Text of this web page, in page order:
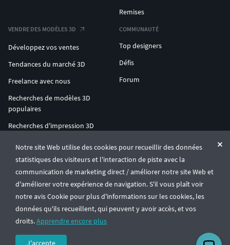
Notre site Web utilise des cookies pour recueillir des données
statistiques des visiteurs et l'interaction de piste avec la
communication de marketing direct / améliorer notre site Web et
d'améliorer votre expérience de navigation. S'il vous plaît voir
notre avis Cookie pour plus d'informations sur les cookies, les
données qu'ils recueillent, qui peuvent y avoir accès, et vos
droits.Apprendre encore plus
J'accepte
Remises
VENDRE DES MODÈLES 3D
Développez vos ventes
Tendances du marché 3D
Freelance avec nous
Recherches de modèles 3D
populaires
Recherches d'impression 3D
COMMUNAUTÉ
Top designers
Défis
Forum
ENTERPRISE 3D AT SCALE
© CGTrader 2011-2026
UAB CGTrader, Antakalnio st. 17, Vilnius, Lithuania
Conditions généralesConfidentialité🇫🇷 Français